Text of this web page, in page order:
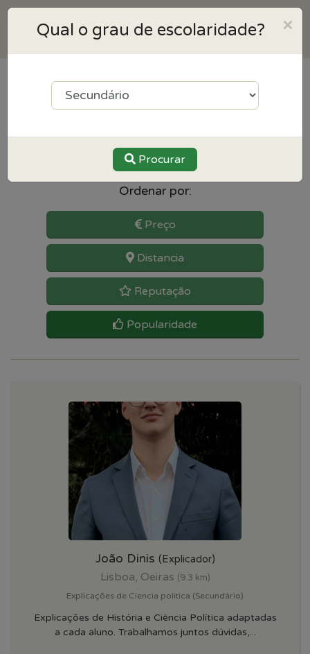
resultados para Ciência
Ordenar por:
Preço
Distancia
Reputação
Popularidade
João Dinis (Explicador)
Lisboa, Oeiras (9.3 km)
Explicações de Ciencia politica (Secundário)
Explicações de História e Ciência Política adaptadas
a cada aluno. Trabalhamos juntos dúvidas,...
×
Qual o grau de escolaridade?
Procurar